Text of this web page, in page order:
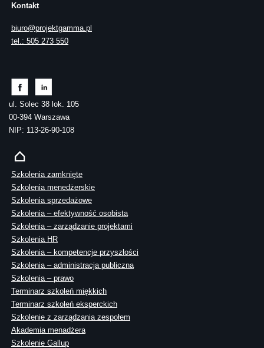
Kontakt
biuro@projektgamma.pl
tel.: 505 273 550
ul. Solec 38 lok. 105
00-394 Warszawa
NIP: 113-26-90-108
Szkolenia zamknięte
Szkolenia menedżerskie
Szkolenia sprzedażowe
Szkolenia – efektywność osobista
Szkolenia – zarządzanie projektami
Szkolenia HR
Szkolenia – kompetencje przyszłości
Szkolenia – administracja publiczna
Szkolenia – prawo
Terminarz szkoleń miękkich
Terminarz szkoleń eksperckich
Szkolenie z zarządzania zespołem
Akademia menadżera
Szkolenie Gallup